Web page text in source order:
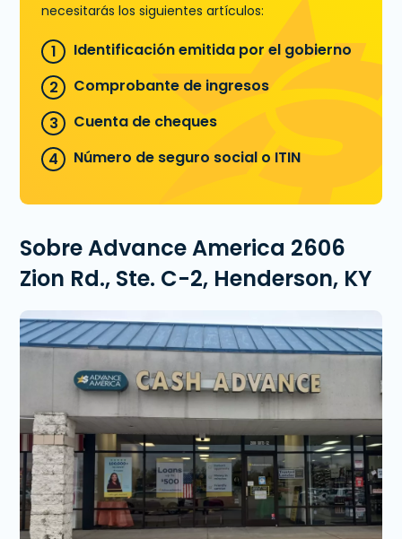
necesitarás los siguientes artículos:
Identificación emitida por el gobierno
Comprobante de ingresos
Cuenta de cheques
Número de seguro social o ITIN
Sobre Advance America 2606
Zion Rd., Ste. C-2, Henderson, KY